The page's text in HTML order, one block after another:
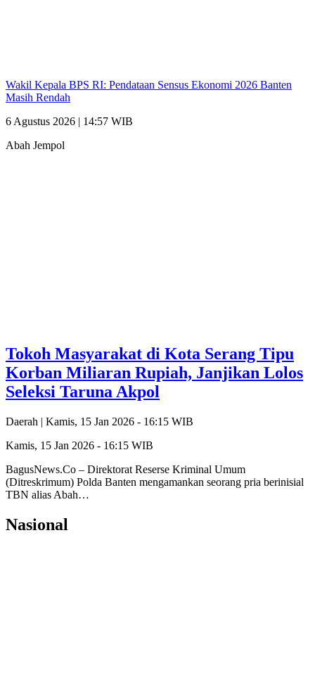
Wakil Kepala BPS RI: Pendataan Sensus Ekonomi 2026 Banten
Masih Rendah
6 Agustus 2026 | 14:57 WIB
Abah Jempol
Tokoh Masyarakat di Kota Serang Tipu
Korban Miliaran Rupiah, Janjikan Lolos
Seleksi Taruna Akpol
Daerah | Kamis, 15 Jan 2026 - 16:15 WIB
Kamis, 15 Jan 2026 - 16:15 WIB
BagusNews.Co – Direktorat Reserse Kriminal Umum
(Ditreskrimum) Polda Banten mengamankan seorang pria berinisial
TBN alias Abah…
Nasional